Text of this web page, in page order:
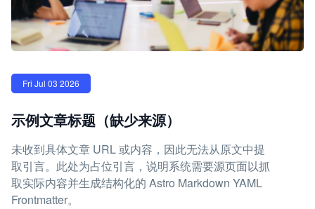
Fri Jul 03 2026
示例文章标题（缺少来源）
未收到具体文章 URL 或内容，因此无法从原文中提
取引言。此处为占位引言，说明系统需要源页面以抓
取实际内容并生成结构化的 Astro Markdown YAML
Frontmatter。